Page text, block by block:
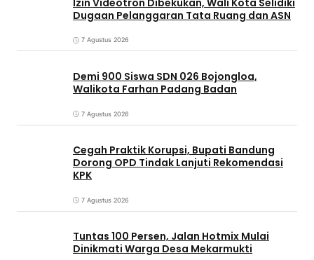
Dugaan Pelanggaran Tata Ruang dan ASN
7 Agustus 2026
Demi 900 Siswa SDN 026 Bojongloa,
Walikota Farhan Padang Badan
7 Agustus 2026
Cegah Praktik Korupsi, Bupati Bandung
Dorong OPD Tindak Lanjuti Rekomendasi
KPK
7 Agustus 2026
Tuntas 100 Persen, Jalan Hotmix Mulai
Dinikmati Warga Desa Mekarmukti